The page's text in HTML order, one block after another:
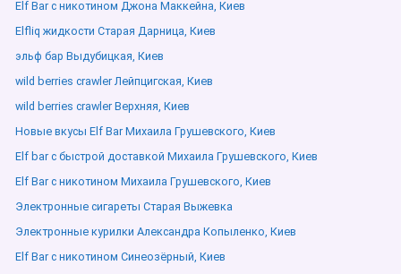
Elf Bar с никотином Джона Маккейна, Киев
Elfliq жидкости Старая Дарница, Киев
эльф бар Выдубицкая, Киев
wild berries crawler Лейпцигская, Киев
wild berries crawler Верхняя, Киев
Новые вкусы Elf Bar Михаила Грушевского, Киев
Elf bar с быстрой доставкой Михаила Грушевского, Киев
Elf Bar с никотином Михаила Грушевского, Киев
Электронные сигареты Старая Выжевка
Электронные курилки Александра Копыленко, Киев
Elf Bar с никотином Синеозёрный, Киев